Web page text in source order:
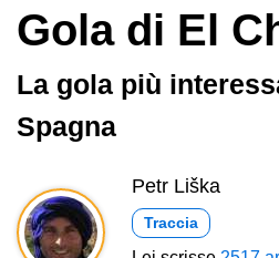
Gola di El
La gola più
Spagna
Petr Liška
Traccia